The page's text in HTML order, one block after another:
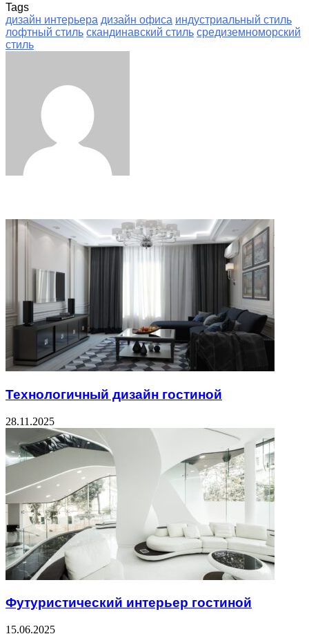
Tags
дизайн интерьера дизайн офиса индустриальный стиль
лофтный стиль скандинавский стиль средиземноморский
стиль
Технологичный дизайн гостиной
28.11.2025
Футуристический интерьер гостиной
15.06.2025